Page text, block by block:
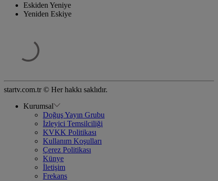
Eskiden Yeniye
Yeniden Eskiye
startv.com.tr © Her hakkı saklıdır.
Kurumsal
Doğuş Yayın Grubu
İzleyici Temsilciliği
KVKK Politikası
Kullanım Koşulları
Çerez Politikası
Künye
İletişim
Frekans